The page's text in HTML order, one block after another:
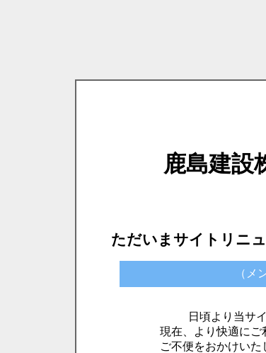
鹿島建
ただいまサイトリニ
（メ
日頃より当サ
現在、より快適にご
ご不便をおかけいた